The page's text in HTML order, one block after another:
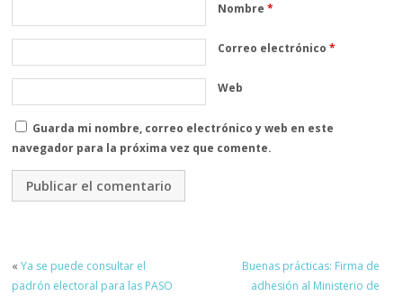
Nombre*
Correo electrónico*
Web
Guarda mi nombre, correo electrónico y web en este
navegador para la próxima vez que comente.
«Ya se puede consultar el
padrón electoral para las PASO
Buenas prácticas: Firma de
adhesión al Ministerio de